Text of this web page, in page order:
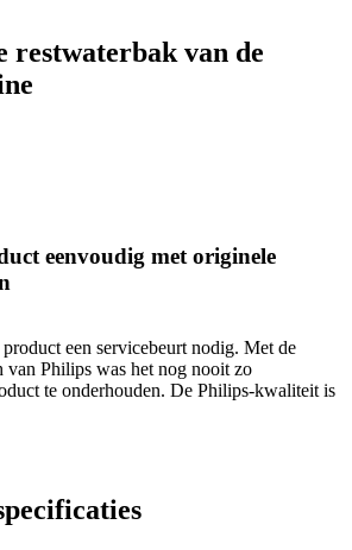
restwaterbak van de
eenvoudig met originele
een servicebeurt nodig. Met de
van Philips was het nog nooit zo
te onderhouden. De Philips-kwaliteit is